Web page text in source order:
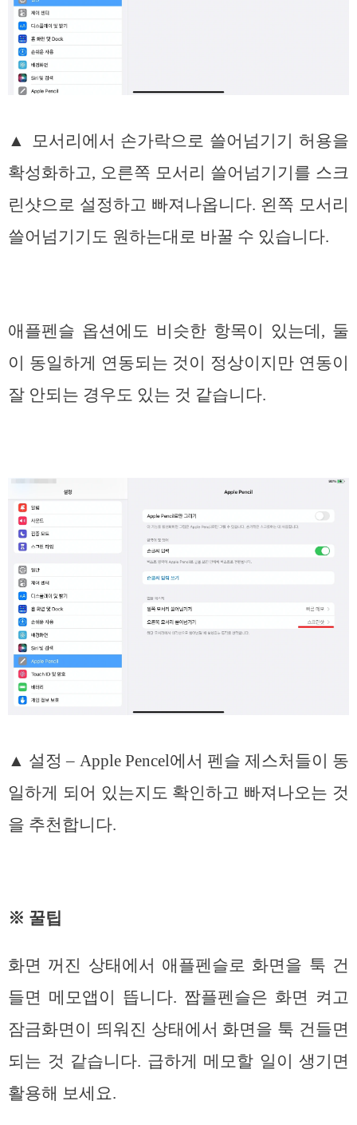
▲ 모서리에서 손가락으로 쓸어넘기기 허용을
확성화하고, 오른쪽 모서리 쓸어넘기기를 스크
린샷으로 설정하고 빠져나옵니다. 왼쪽 모서리
쓸어넘기기도 원하는대로 바꿀 수 있습니다.
애플펜슬 옵션에도 비슷한 항목이 있는데, 둘
이 동일하게 연동되는 것이 정상이지만 연동이
잘 안되는 경우도 있는 것 같습니다.
▲ 설정 – Apple Pencel에서 펜슬 제스처들이 동
일하게 되어 있는지도 확인하고 빠져나오는 것
을 추천합니다.
※ 꿀팁
화면 꺼진 상태에서 애플펜슬로 화면을 툭 건
들면 메모앱이 뜹니다. 짭플펜슬은 화면 켜고
잠금화면이 띄워진 상태에서 화면을 툭 건들면
되는 것 같습니다. 급하게 메모할 일이 생기면
활용해 보세요.